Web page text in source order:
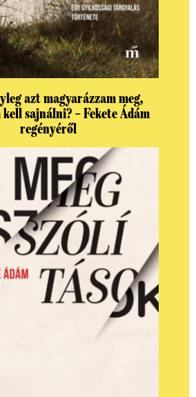
azt magyarázzam meg,
sajnálni? – Fekete Ádám
regényéről